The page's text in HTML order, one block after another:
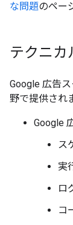
な問題のペー
テクニカ
Google 広告
野で提供され
Google
ス
実
ロ
コ